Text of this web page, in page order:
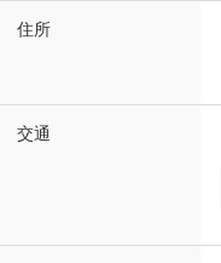
住所
交通